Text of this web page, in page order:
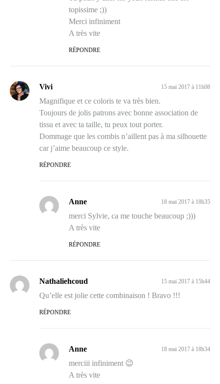
topissime ;))
Merci infiniment
A très vite
RÉPONDRE
Vivi 15 mai 2017 à 11h08
Magnifique et ce coloris te va très bien.
Toujours de jolis patrons avec bonne association de
tissu et avec ta taille, tu peux tout porter.
Dommage que les combis n’aillent pas à ma silhouette
car j’aime beaucoup ce style.
RÉPONDRE
Anne 18 mai 2017 à 18h35
merci Sylvie, ca me touche beaucoup ;)))
A très vite
RÉPONDRE
Nathaliehcoud 15 mai 2017 à 15h44
Qu’elle est jolie cette combinaison ! Bravo !!!
RÉPONDRE
Anne 18 mai 2017 à 18h34
merciii infiniment 😉
A très vite